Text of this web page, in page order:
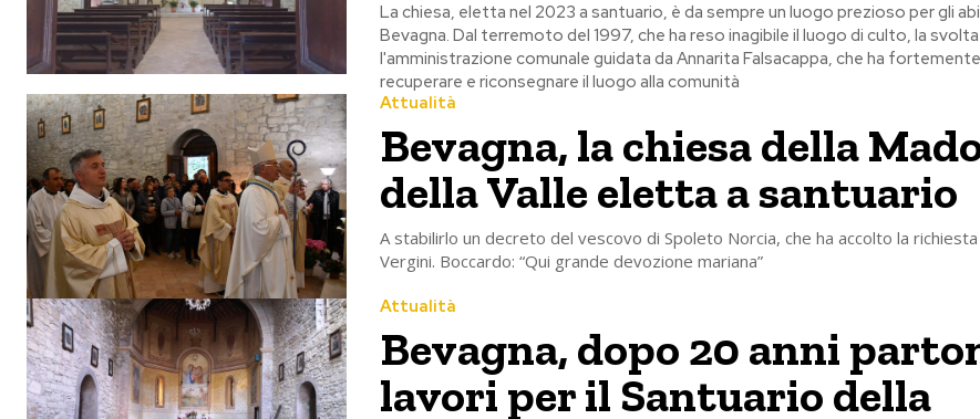
La chiesa, eletta nel 2023 a santuario, è da sempre un luogo prezioso per gli
Bevagna. Dal terremoto del 1997, che ha reso inagibile il luogo di culto, la
l'amministrazione comunale guidata da Annarita Falsacappa, che ha
recuperare e riconsegnare il luogo alla comunità
Attualità
Bevagna, la chiesa della
della Valle eletta a santuario
A stabilirlo un decreto del vescovo di Spoleto Norcia, che ha accolto la richiesta
Vergini. Boccardo: “Qui grande devozione mariana”
Attualità
Bevagna, dopo 20 anni
lavori per il Santuario della